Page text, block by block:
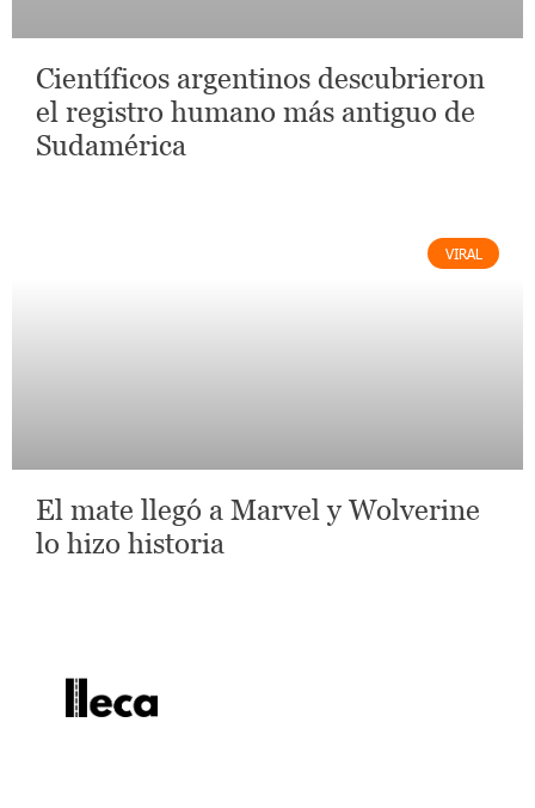
Científicos argentinos descubrieron
el registro humano más antiguo de
Sudamérica
VIRAL
El mate llegó a Marvel y Wolverine
lo hizo historia